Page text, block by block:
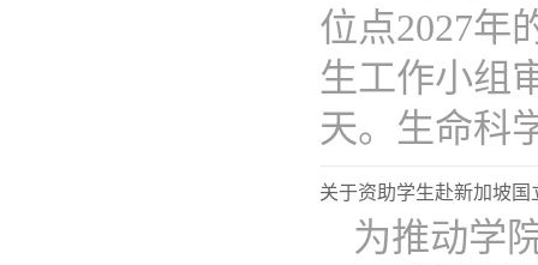
位点2027年
生工作小组
天。生命科
关于资助学生赴新加坡
为推动学